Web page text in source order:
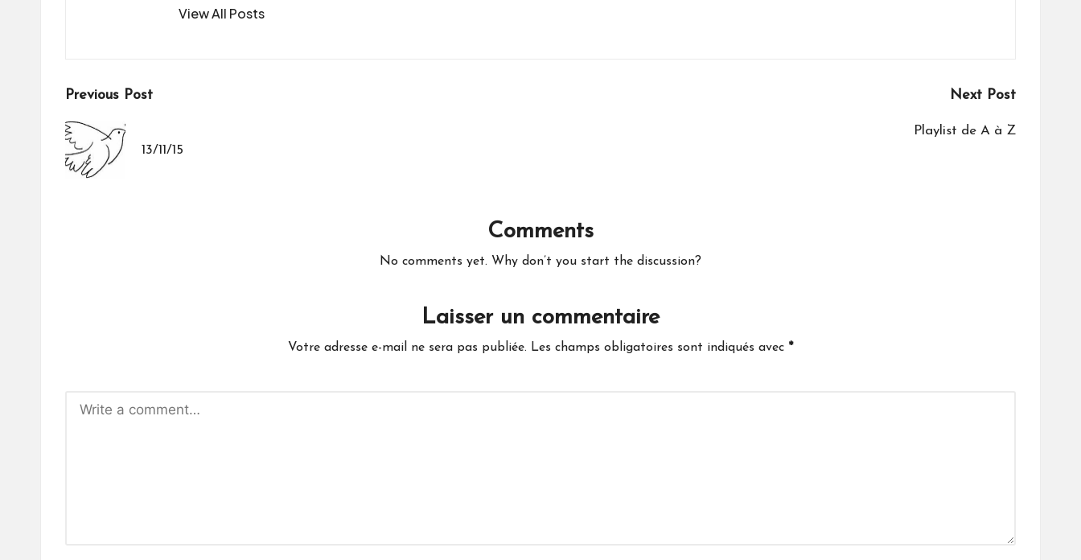
View All Posts
Post
navigation
Previous Post
13/11/15
Next Post
Playlist de A à Z
Comments
No comments yet. Why don’t you start the discussion?
Laisser un commentaire
Votre adresse e-mail ne sera pas publiée. Les champs obligatoires sont indiqués avec *